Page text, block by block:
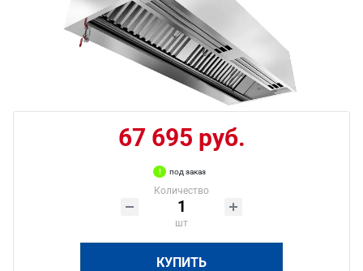
67 695 руб.
под заказ
Количество
шт
КУПИТЬ